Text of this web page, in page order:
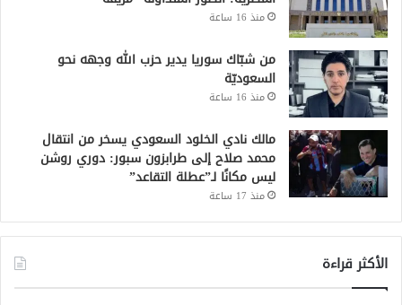
منذ 16 ساعة
من شبّاك سوريا يدير حزب الله وجهه نحو
السعوديّة
منذ 16 ساعة
مالك نادي الخلود السعودي يسخر من انتقال
محمد صلاح إلى طرابزون سبور: دوري روشن
ليس مكانًا لـ”عطلة التقاعد”
منذ 17 ساعة
الأكثر قراءة